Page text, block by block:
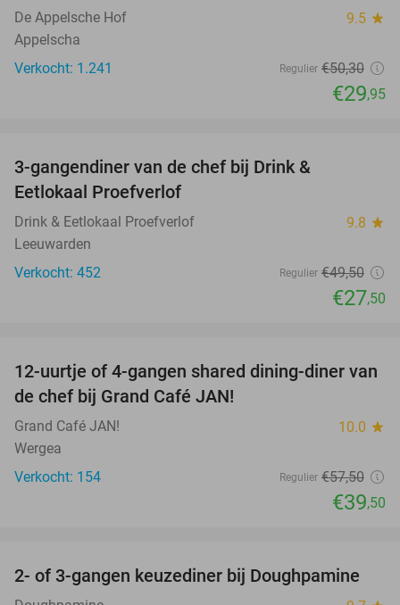
De Appelsche Hof 9.5 star
Appelscha
Verkocht: 1.241
Regulier €50,30
€29,95
3-gangendiner van de chef bij Drink &
Eetlokaal Proefverlof
Drink & Eetlokaal Proefverlof 9.8 star
Leeuwarden
Verkocht: 452
Regulier €49,50
€27,50
31%
12-uurtje of 4-gangen shared dining-diner van
de chef bij Grand Café JAN!
Grand Café JAN! 10.0 star
Wergea
Verkocht: 154
Regulier €57,50
€39,50
27%
2- of 3-gangen keuzediner bij Doughpamine